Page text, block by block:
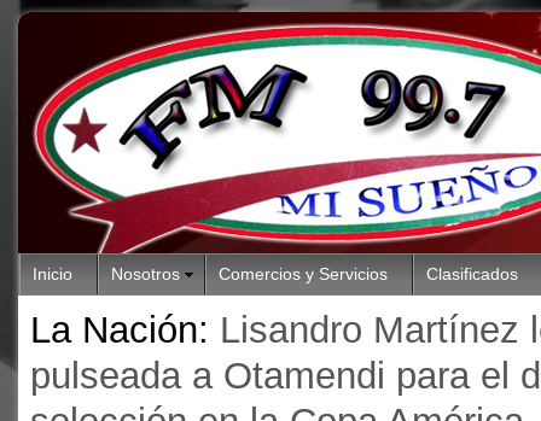
Inicio Nosotros Comercios y Servicios Clasificados
La Nación: Lisandro Martínez
pulseada a Otamendi para el